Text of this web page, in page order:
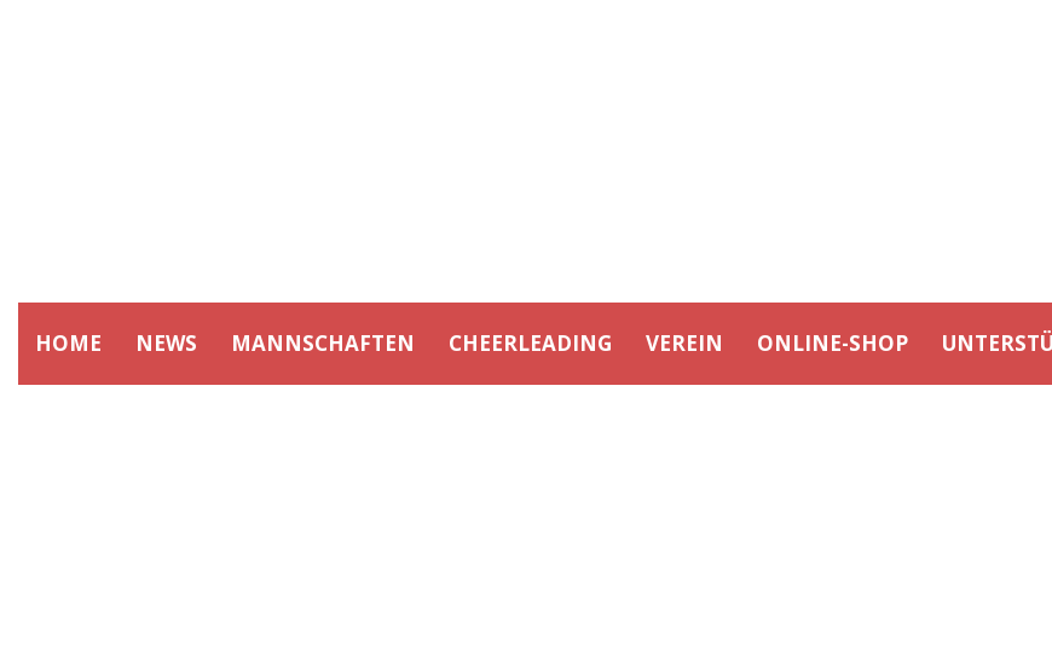
HOME NEWS MANNSCHAFTEN CHEERLEADING VEREIN ONLINE-SHOP